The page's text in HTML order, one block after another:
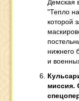
Демская
"Тепло
которой
нижнего
и
миссия.